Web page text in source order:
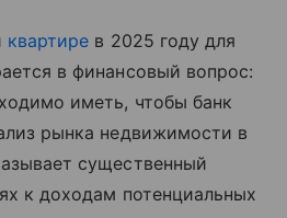
квартире в 2025 году для
в финансовый вопрос:
иметь, чтобы банк
рынка недвижимости в
существенный
к доходам потенциальных